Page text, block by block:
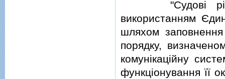
"Судовi
використанням
шляхом
порядку,
комунiкацiйну
функцiонування її